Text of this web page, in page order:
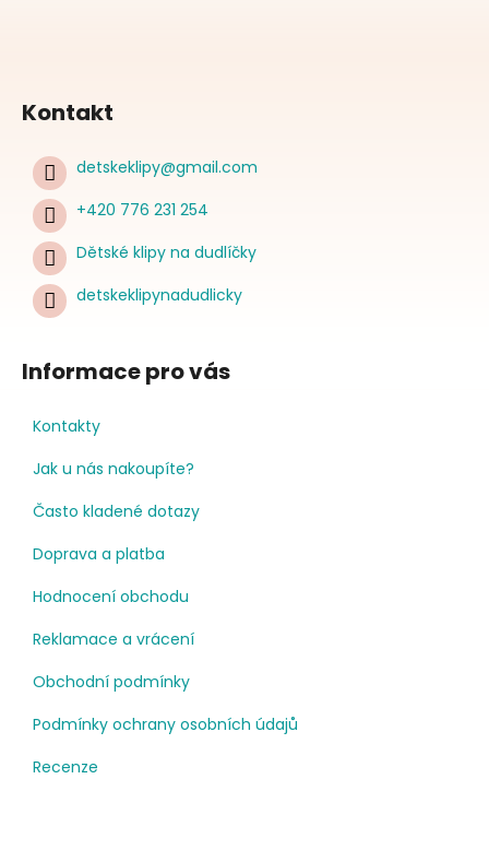
Kontakt
detskeklipy@gmail.com
+420 776 231 254
Dětské klipy na dudlíčky
detskeklipynadudlicky
Informace pro vás
Kontakty
Jak u nás nakoupíte?
Často kladené dotazy
Doprava a platba
Hodnocení obchodu
Reklamace a vrácení
Obchodní podmínky
Podmínky ochrany osobních údajů
Recenze